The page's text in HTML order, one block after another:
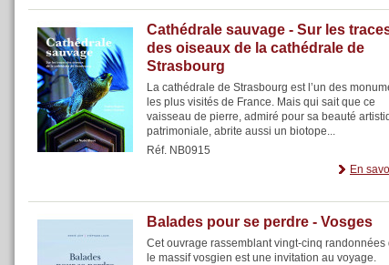
Cathédrale sauvage - Sur les
des oiseaux de la cathédrale de
Strasbourg
La cathédrale de Strasbourg est l’un des
les plus visités de France. Mais qui sait que ce
vaisseau de pierre, admiré pour sa beauté
patrimoniale, abrite aussi un biotope...
Réf. NB0915
En
Balades pour se perdre - Vosges
Cet ouvrage rassemblant vingt-cinq randonnées
le massif vosgien est une invitation au voyage.